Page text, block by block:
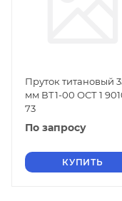
Пруток титановый
мм ВТ1-00 ОСТ 1
73
По запросу
КУПИТЬ